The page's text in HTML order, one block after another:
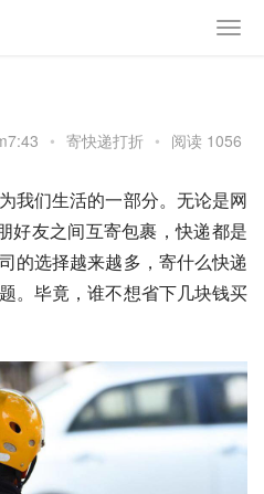
• 寄快递打折 • 阅读 1056
我们生活的一部分。无论是网
好友之间互寄包裹，快递都是
的选择越来越多，寄什么快递
。毕竟，谁不想省下几块钱买